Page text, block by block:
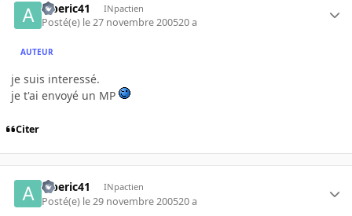
alberic41 INpactien
Posté(e) le 27 novembre 200520 a
AUTEUR
je suis interessé.
je t'ai envoyé un MP
Citer
alberic41 INpactien
Posté(e) le 29 novembre 200520 a